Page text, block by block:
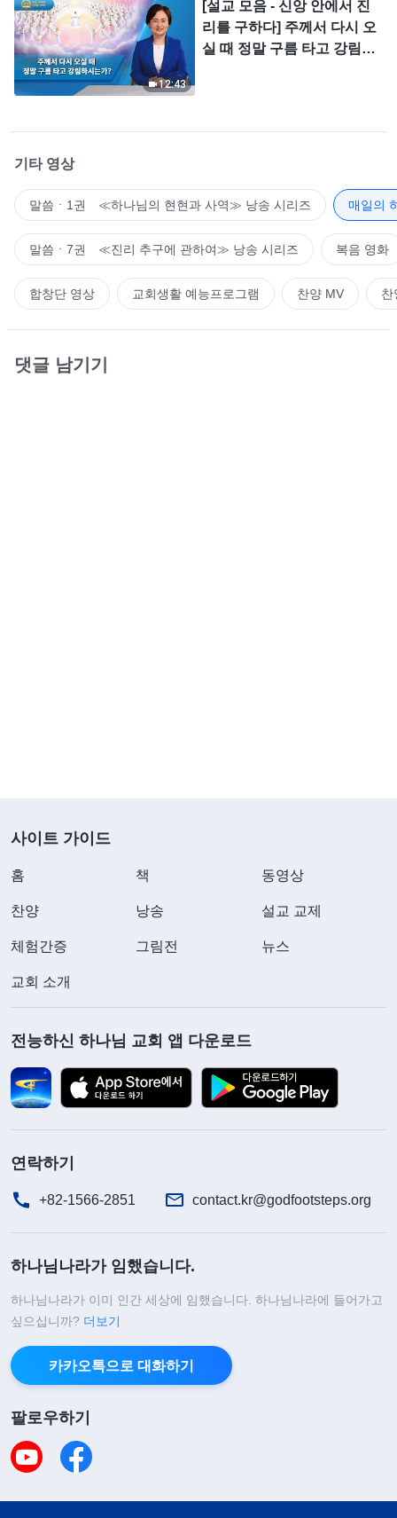
12:43
[설교 모음 - 신앙 안에서 진
리를 구하다] 주께서 다시 오
실 때 정말 구름 타고 강림하
기타 영상
말씀ㆍ1권 ≪하나님의 현현과 사역≫ 낭송 시리즈 매일의
말씀ㆍ7권 ≪진리 추구에 관하여≫ 낭송 시리즈 복음 영화
합창단 영상 교회생활 예능프로그램 찬양 MV 찬
댓글 남기기
사이트 가이드
홈 책 동영상
찬양 낭송 설교 교제
체험간증 그림전 뉴스
교회 소개
전능하신 하나님 교회 앱 다운로드
연락하기
+82-1566-2851 contact.kr@godfootsteps.org
하나님나라가 임했습니다.
하나님나라가 이미 인간 세상에 임했습니다. 하나님나라에 들어가고
싶으십니까? 더보기
카카오톡으로 대화하기
팔로우하기